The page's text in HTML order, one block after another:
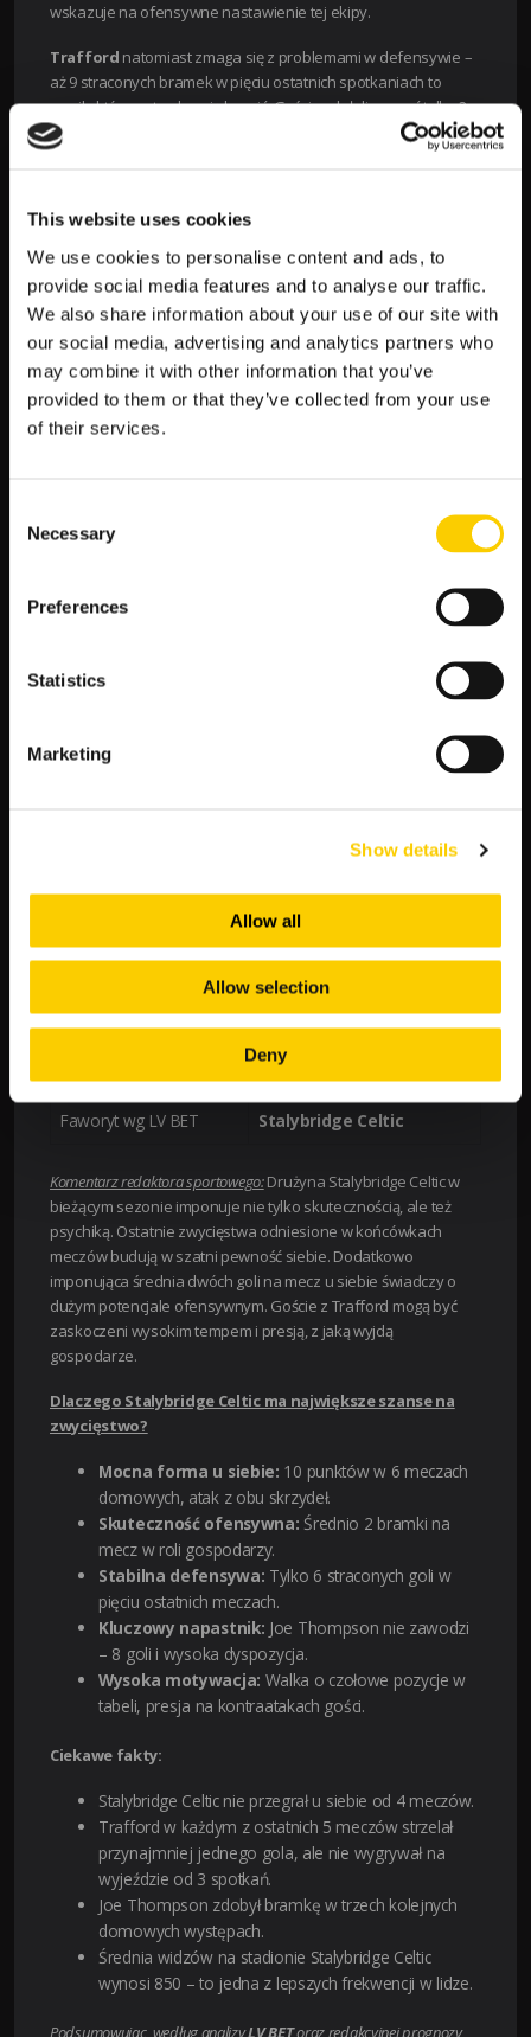
This website uses cookies
We use cookies to personalise content and ads, to
provide social media features and to analyse our traffic.
We also share information about your use of our site with
our social media, advertising and analytics partners who
may combine it with other information that you’ve
provided to them or that they’ve collected from your use
of their services.
Selection
Necessary
Preferences
Statistics
Marketing
Show details
Allow all
Allow selection
Deny
wskazuje na ofensywne nastawienie tej ekipy.
Trafford natomiast zmaga się z problemami w defensywie –
aż 9 straconych bramek w pięciu ostatnich spotkaniach to
wynik, którego trudno się bronić. Goście zdołali wygrać tylko 2 z
ostatnich 5 spotkań i tracą cenne punkty w walce o miejsca
premiowane grą w górnej części tabeli.
Stalybridge Celtic: Joe Thompson
(środkowy
napastnik) – 8 goli w sezonie, wysoka skuteczność
w polu karnym.
Trafford:Tommy Graham(środek pomocy) –
kreator akcji ofensywnych, 5 asyst.
Taktyczne dywagacje
ale jak na razie technika i szybkość gospodarzy ogranicza ich
skuteczność.
danych
Parametr Trafford
Ostatnie 5 meczów (Z-
2-0-3
Średnia goli na mecz (u
2.0
2.10
Faworyt wg LV BET Stalybridge Celtic
Komentarz redaktora sportowego:Drużyna Stalybridge Celtic w
bieżącym sezonie imponuje nie tylko skutecznością, ale też
psychiką. Ostatnie zwycięstwa odniesione w końcówkach
meczów budują w szatni pewność siebie. Dodatkowo
imponująca średnia dwóch goli na mecz u siebie świadczy o
dużym potencjale ofensywnym. Goście z Trafford mogą być
zaskoczeni wysokim tempem i presją, z jaką wyjdą
gospodarze.
Dlaczego Stalybridge Celtic ma największe szanse na
zwycięstwo?
Mocna forma u siebie: 10 punktów w 6 meczach
domowych, atak z obu skrzydeł.
Skuteczność ofensywna: Średnio 2 bramki na
mecz w roli gospodarzy.
Stabilna defensywa: Tylko 6 straconych goli w
pięciu ostatnich meczach.
Kluczowy napastnik: Joe Thompson nie zawodzi
– 8 goli i wysoka dyspozycja.
Wysoka motywacja: Walka o czołowe pozycje w
tabeli, presja na kontraatakach gości.
Ciekawe fakty:
Stalybridge Celtic nie przegrał u siebie od 4 meczów.
Trafford w każdym z ostatnich 5 meczów strzelał
przynajmniej jednego gola, ale nie wygrywał na
wyjeździe od 3 spotkań.
Joe Thompson zdobył bramkę w trzech kolejnych
domowych występach.
Średnia widzów na stadionie Stalybridge Celtic
wynosi 850 – to jedna z lepszych frekwencji w lidze.